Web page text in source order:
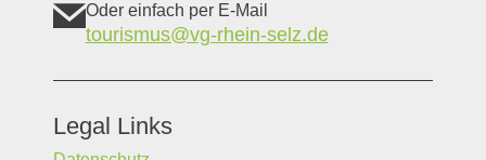
Oder einfach per E-Mail
tourismus@vg-rhein-selz.de
Legal Links